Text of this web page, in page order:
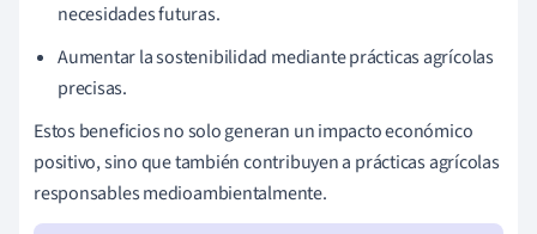
necesidades futuras.
Aumentar la sostenibilidad mediante prácticas agrícolas
precisas.
Estos beneficios no solo generan un impacto económico
positivo, sino que también contribuyen a prácticas agrícolas
responsables medioambientalmente.